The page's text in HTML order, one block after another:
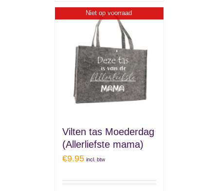
Niet op voorraad
Vilten tas Moederdag
(Allerliefste mama)
€9.95 incl. btw